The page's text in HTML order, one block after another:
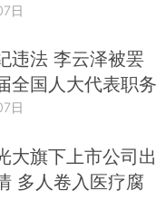
日
违法 李云泽被罢
全国人大代表职务
日
大旗下上市公司出
多人卷入医疗腐